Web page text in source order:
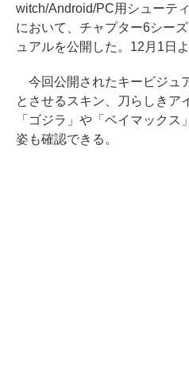
witch/Android/PC用シューテ
において、チャプター6シー
ュアルを公開した。12月1日
今回公開されたキービジュ
とさせるスキン、刀らしきア
「ゴジラ」や「ベイマック
姿も確認できる。